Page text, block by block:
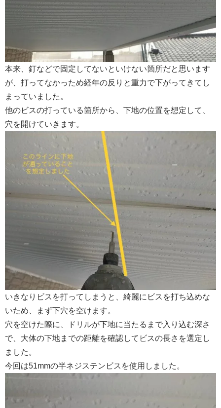
本来、釘などで固定してないといけない箇所だと思います
が、打ってなかっため経年の反りと重力で下がってきてし
まっていました。
他のビスの打っている箇所から、下地の位置を想定して、
穴を開けていきます。
いきなりビスを打ってしまうと、綺麗にビスを打ち込めな
いため、まず下穴を空けます。
穴を空けた際に、ドリルが下地に当たるまで入り込む深さ
で、大体の下地までの距離を確認してビスの長さを選定し
ました。
今回は51mmの半ネジステンビスを使用しました。